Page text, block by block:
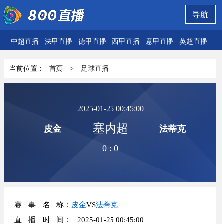
导航
中超直播 法甲直播 德甲直播 西甲直播 意甲直播 英超直播
当前位置： 首页 > 足球直播
皮金
2025-01-25 00:45:00
塞内超
0 :0
法蒂克
赛事名称： 皮金VS法蒂克
直播时间 ： 2025-01-25 00:45:00